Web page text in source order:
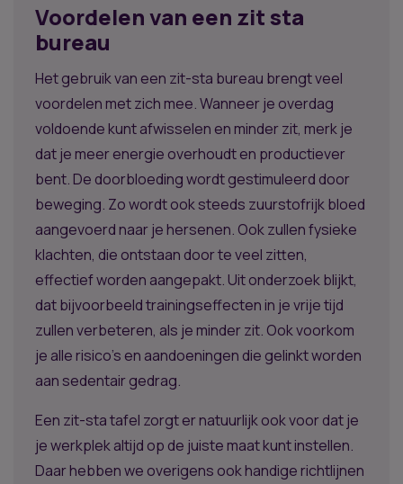
Voordelen van een zit sta
bureau
Het gebruik van een zit-sta bureau brengt veel
voordelen met zich mee. Wanneer je overdag
voldoende kunt afwisselen en minder zit, merk je
dat je meer energie overhoudt en productiever
bent. De doorbloeding wordt gestimuleerd door
beweging. Zo wordt ook steeds zuurstofrijk bloed
aangevoerd naar je hersenen. Ook zullen fysieke
klachten, die ontstaan door te veel zitten,
effectief worden aangepakt. Uit onderzoek blijkt,
dat bijvoorbeeld trainingseffecten in je vrije tijd
zullen verbeteren, als je minder zit. Ook voorkom
je alle risico’s en aandoeningen die gelinkt worden
aan sedentair gedrag.
Een zit-sta tafel zorgt er natuurlijk ook voor dat je
je werkplek altijd op de juiste maat kunt instellen.
Daar hebben we overigens ook handige richtlijnen